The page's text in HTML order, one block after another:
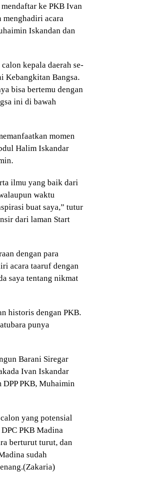
ke PKB Ivan
menghadiri acara
Iskandan dan
kepala daerah se-
Kebangkitan Bangsa.
bisa bertemu dengan
ini di bawah
momen
Halim Iskandar
ilmu yang baik dari
waktu
buat saya,” tutur
dari laman Start
dengan para
acara taaruf dengan
saya tentang nikmat
historis dengan PKB.
punya
Barani Siregar
Ivan Iskandar
DPP PKB, Muhaimin
yang potensial
PKB Madina
berturut turut, dan
sudah